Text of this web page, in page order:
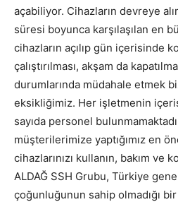
açabiliyor. Cihazların devreye
süresi boyunca karşılaşılan en
cihazların açılıp gün içerisinde
çalıştırılması, akşam da
durumlarında müdahale etmek
eksikliğimiz. Her işletmenin
sayıda personel
müşterilerimize yaptığımız en
cihazlarınızı kullanın, bakım ve
ALDAĞ SSH Grubu, Türkiye
çoğunluğunun sahip olmadığı